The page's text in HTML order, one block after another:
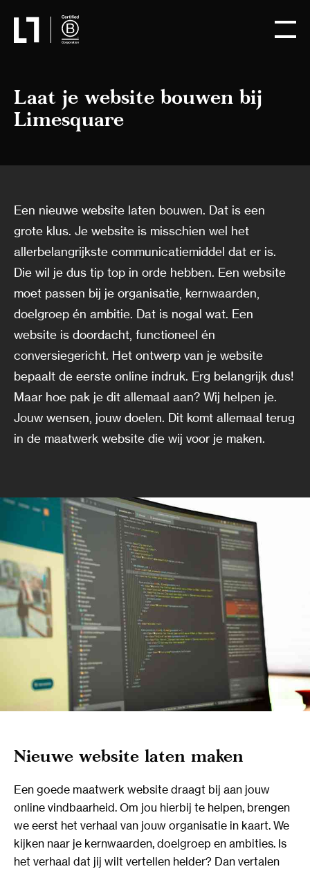
Laat je website bouwen bij
Limesquare
Een nieuwe website laten bouwen. Dat is een
grote klus. Je website is misschien wel het
allerbelangrijkste communicatiemiddel dat er is.
Die wil je dus tip top in orde hebben. Een website
moet passen bij je organisatie, kernwaarden,
doelgroep én ambitie. Dat is nogal wat. Een
website is doordacht, functioneel én
conversiegericht. Het ontwerp van je website
bepaalt de eerste online indruk. Erg belangrijk dus!
Maar hoe pak je dit allemaal aan? Wij helpen je.
Jouw wensen, jouw doelen. Dit komt allemaal terug
in de maatwerk website die wij voor je maken.
Nieuwe website laten maken
Een goede maatwerk website draagt bij aan jouw
online vindbaarheid. Om jou hierbij te helpen, brengen
we eerst het verhaal van jouw organisatie in kaart. We
kijken naar je kernwaarden, doelgroep en ambities. Is
het verhaal dat jij wilt vertellen helder? Dan vertalen